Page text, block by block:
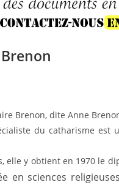
Brenon, dite Anne
du catharisme est
elle y obtient en 1970 le
en sciences